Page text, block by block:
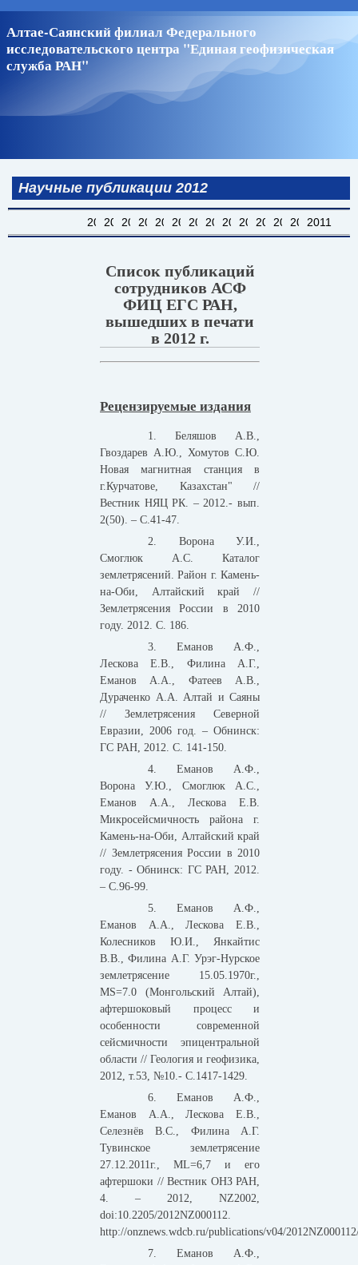
основному
содержанию
Алтае-Саянский филиал Федерального
исследовательского центра "Единая геофизическая
служба РАН"
Научные публикации 2012
20242023202220212020201920182017201620152014201320122011
Список публикаций
сотрудников АСФ
ФИЦ ЕГС РАН,
вышедших в печати
в 2012 г.
Рецензируемые издания
1. Беляшов А.В.,
Гвоздарев А.Ю., Хомутов С.Ю.
Новая магнитная станция в
г.Курчатове, Казахстан" //
Вестник НЯЦ РК. – 2012.- вып.
2(50). – С.41-47.
2. Ворона У.И.,
Смоглюк А.С. Каталог
землетрясений. Район г. Камень-
на-Оби, Алтайский край //
Землетрясения России в 2010
году. 2012. С. 186.
3. Еманов А.Ф.,
Лескова Е.В., Филина А.Г.,
Еманов А.А., Фатеев А.В.,
Дураченко А.А. Алтай и Саяны
// Землетрясения Северной
Евразии, 2006 год. – Обнинск:
ГС РАН, 2012. С. 141-150.
4. Еманов А.Ф.,
Ворона У.Ю., Смоглюк А.С.,
Еманов А.А., Лескова Е.В.
Микросейсмичность района г.
Камень-на-Оби, Алтайский край
// Землетрясения России в 2010
году. - Обнинск: ГС РАН, 2012.
– С.96-99.
5. Еманов А.Ф.,
Еманов А.А., Лескова Е.В.,
Колесников Ю.И., Янкайтис
В.В., Филина А.Г. Урэг-Нурское
землетрясение 15.05.1970г.,
MS=7.0 (Монгольский Алтай),
афтершоковый процесс и
особенности современной
сейсмичности эпицентральной
области // Геология и геофизика,
2012, т.53, №10.- С.1417-1429.
6. Еманов А.Ф.,
Еманов А.А., Лескова Е.В.,
Селезнёв В.С., Филина А.Г.
Тувинское землетрясение
27.12.2011г., ML=6,7 и его
афтершоки // Вестник ОНЗ РАН,
4. – 2012, NZ2002,
doi:10.2205/2012NZ000112.
http://onznews.wdcb.ru/publications/v04/
7. Еманов А.Ф.,